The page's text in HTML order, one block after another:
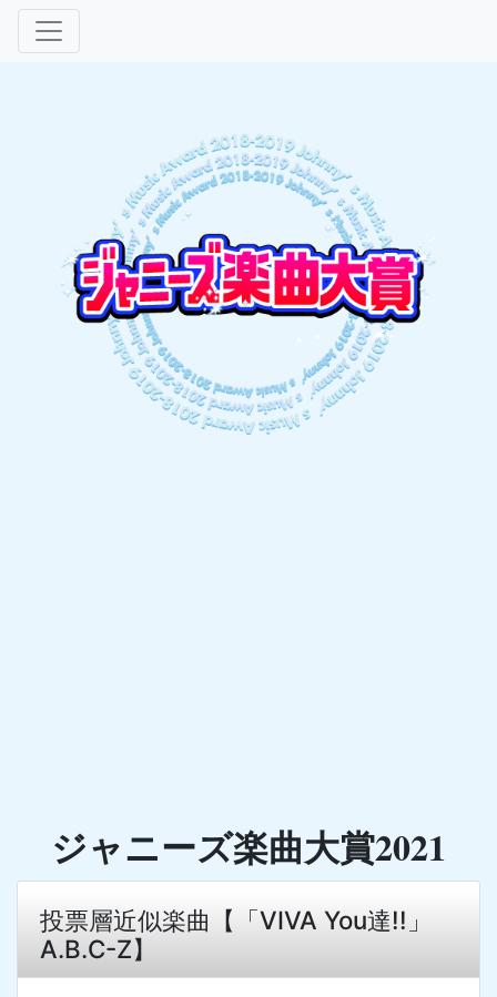
ジャニーズ楽曲大賞2021
投票層近似楽曲【「VIVA You達!!」
A.B.C-Z】